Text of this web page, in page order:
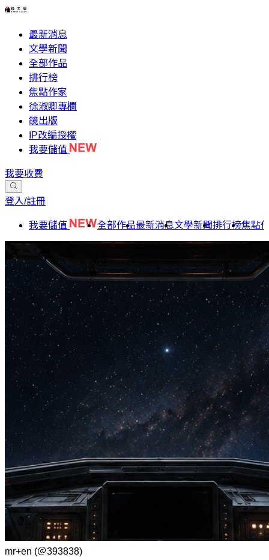
最新消息
文學新聞
全部作品
排行榜
焦點作家
徐淑卿專欄
鏡出版
IP改編授權
我要儲值
我要收費
登入/註冊
我要儲值 全部作品最新消息文學新聞排行榜焦點
mr+en (＠393838)